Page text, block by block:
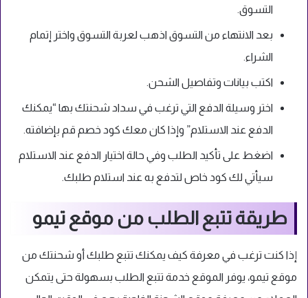
التسوق.
بعد الانتهاء من التسوق اذهب لعربة التسوق واختر إتمام
الشراء.
اكتب بيانات وتفاصيل الشحن.
اختر وسيلة الدفع التي ترغب في سداد شحنتك بها “يمكنك
الدفع عند الاستلام” وإذا كان معك كود خصم قم بإضافته.
اضغط على تأكيد الطلب وفي حالة اختيار الدفع عند الاستلام
سيأتي لك كود خاص لتدفع به عند استلام طلبك.
طريقة تتبع الطلب من موقع تيمو
إذا كنت ترغب في معرفة كيف يمكنك تتبع طلبك أو شحنتك من
موقع تيمو، يوفر الموقع خدمة تتبع الطلب بسهولة حتى يتمكن